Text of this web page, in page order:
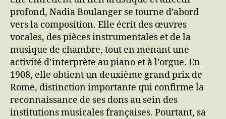
profond, Nadia Boulanger se tourne d’abord
vers la composition. Elle écrit des œuvres
vocales, des pièces instrumentales et de la
musique de chambre, tout en menant une
activité d’interprète au piano et à l’orgue. En
1908, elle obtient un deuxième grand prix de
Rome, distinction importante qui confirme la
reconnaissance de ses dons au sein des
institutions musicales françaises. Pourtant, sa